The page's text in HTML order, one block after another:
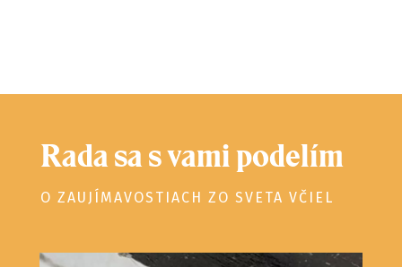
Rada sa s vami podelím
O ZAUJÍMAVOSTIACH ZO SVETA VČIEL